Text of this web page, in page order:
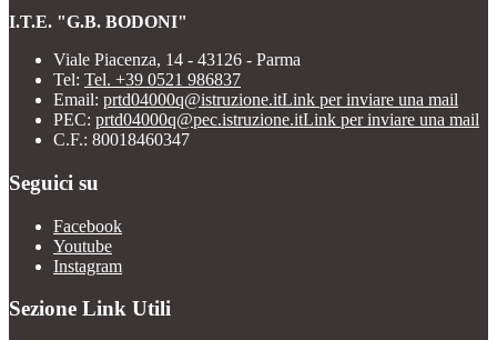
I.T.E. "G.B. BODONI"
Viale Piacenza, 14 - 43126 - Parma
Tel: Tel. +39 0521 986837
Email: prtd04000q@istruzione.itLink per inviare una mail
PEC: prtd04000q@pec.istruzione.itLink per inviare una mail
C.F.: 80018460347
Seguici su
Facebook
Youtube
Instagram
Sezione Link Utili